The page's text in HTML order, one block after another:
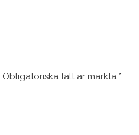
Obligatoriska fält är märkta *